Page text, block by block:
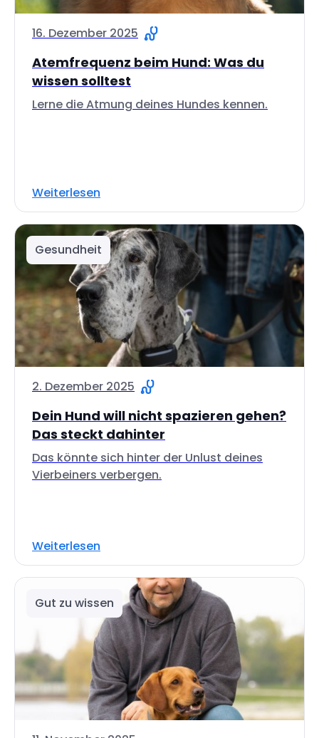
16. Dezember 2025
Atemfrequenz beim Hund: Was du
wissen solltest
Lerne die Atmung deines Hundes kennen.
Weiterlesen
Gesundheit
2. Dezember 2025
Dein Hund will nicht spazieren gehen?
Das steckt dahinter
Das könnte sich hinter der Unlust deines
Vierbeiners verbergen.
Weiterlesen
Gut zu wissen